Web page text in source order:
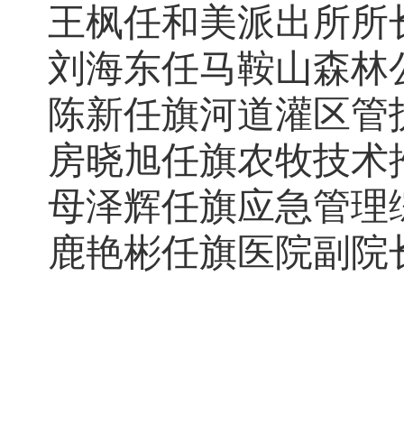
王枫任和美派出所所
刘海东任马鞍山森林
陈新任旗河道灌区管
房晓旭任旗农牧技术
母泽辉任旗应急管
鹿艳彬任旗医院副院